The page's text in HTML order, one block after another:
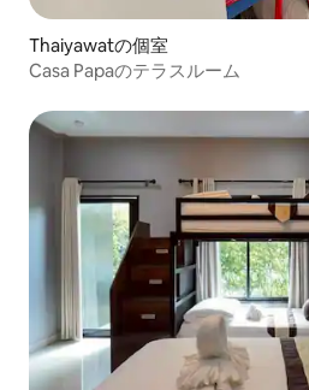
Thaiyawatの個室
Casa Papaのテラスルーム